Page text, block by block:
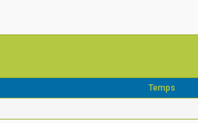
Temps